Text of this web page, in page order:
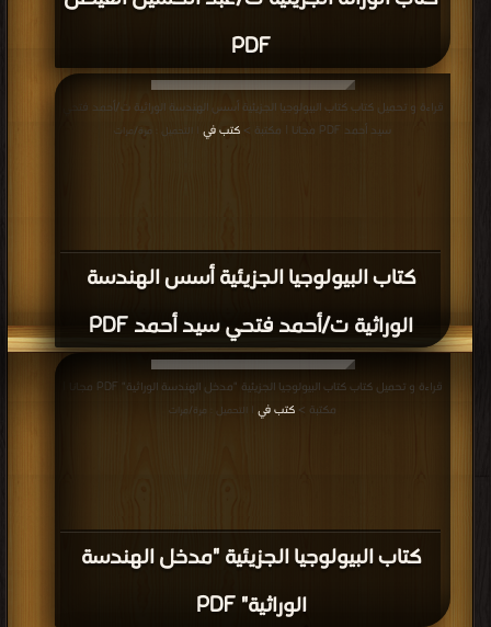
PDF
كتاب البيولوجيا الجزيئية أسس الهندسة
الوراثية ت/أحمد فتحي سيد أحمد PDF
قراءة و تحميل كتاب كتاب البيولوجيا الجزيئية أسس الهندسة الوراثية ت/أحمد فتحي
سيد أحمد PDF مجانا | مكتبة >
كتب في | التحميل : مرة/مرات
كتاب البيولوجيا الجزيئية "مدخل الهندسة
الوراثية" PDF
قراءة و تحميل كتاب كتاب البيولوجيا الجزيئية "مدخل الهندسة الوراثية" PDF مجانا |
مكتبة > كتب في | التحميل : مرة/مرات